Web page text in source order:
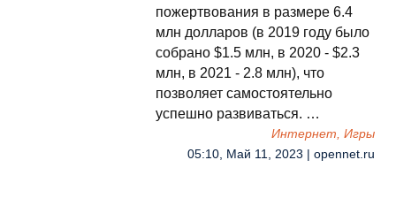
пожертвования в размере 6.4
млн долларов (в 2019 году было
собрано $1.5 млн, в 2020 - $2.3
млн, в 2021 - 2.8 млн), что
позволяет самостоятельно
успешно развиваться. …
Интернет, Игры
05:10, Май 11, 2023 | opennet.ru